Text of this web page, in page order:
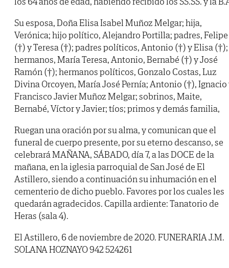
Su esposa, Doña Elisa Isabel Muñoz Melgar; hija,
Verónica; hijo político, Alejandro Portilla; padres, Felipe
(†) y Teresa (†); padres políticos, Antonio (†) y Elisa (†);
hermanos, María Teresa, Antonio, Bernabé (†) y José
Ramón (†); hermanos políticos, Gonzalo Costas, Luz
Divina Orcoyen, María José Pernía; Antonio (†), Ignacio
Francisco Javier Muñoz Melgar; sobrinos, Maite,
Bernabé, Víctor y Javier; tíos; primos y demás familia,
Ruegan una oración por su alma, y comunican que el
funeral de cuerpo presente, por su eterno descanso, se
celebrará MAÑANA, SÁBADO, día 7, a las DOCE de la
mañana, en la iglesia parroquial de San José de El
Astillero, siendo a continuación su inhumación en el
cementerio de dicho pueblo. Favores por los cuales les
quedarán agradecidos. Capilla ardiente: Tanatorio de
Heras (sala 4).
El Astillero, 6 de noviembre de 2020. FUNERARIA J.M.
SOLANA HOZNAYO 942 524261